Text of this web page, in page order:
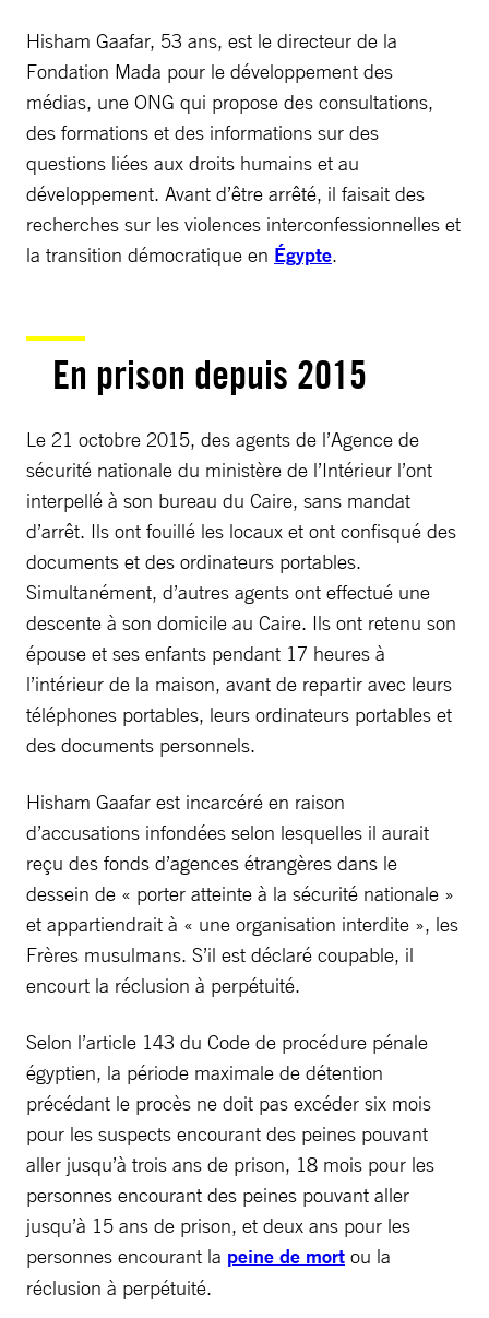
Hisham Gaafar, 53 ans, est le directeur de la
Fondation Mada pour le développement des
médias, une ONG qui propose des consultations,
des formations et des informations sur des
questions liées aux droits humains et au
développement. Avant d’être arrêté, il faisait des
recherches sur les violences interconfessionnelles et
la transition démocratique en Égypte.
En prison depuis 2015
Le 21 octobre 2015, des agents de l’Agence de
sécurité nationale du ministère de l’Intérieur l’ont
interpellé à son bureau du Caire, sans mandat
d’arrêt. Ils ont fouillé les locaux et ont confisqué des
documents et des ordinateurs portables.
Simultanément, d’autres agents ont effectué une
descente à son domicile au Caire. Ils ont retenu son
épouse et ses enfants pendant 17 heures à
l’intérieur de la maison, avant de repartir avec leurs
téléphones portables, leurs ordinateurs portables et
des documents personnels.
Hisham Gaafar est incarcéré en raison
d’accusations infondées selon lesquelles il aurait
reçu des fonds d’agences étrangères dans le
dessein de « porter atteinte à la sécurité nationale »
et appartiendrait à « une organisation interdite », les
Frères musulmans. S’il est déclaré coupable, il
encourt la réclusion à perpétuité.
Selon l’article 143 du Code de procédure pénale
égyptien, la période maximale de détention
précédant le procès ne doit pas excéder six mois
pour les suspects encourant des peines pouvant
aller jusqu’à trois ans de prison, 18 mois pour les
personnes encourant des peines pouvant aller
jusqu’à 15 ans de prison, et deux ans pour les
personnes encourant la peine de mort ou la
réclusion à perpétuité.